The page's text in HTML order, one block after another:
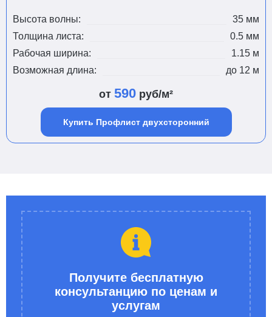
Высота волны:
35 мм
Толщина листа:
0.5 мм
Рабочая ширина:
1.15 м
Возможная длина:
до 12 м
от 590 руб/м²
Купить Профлист двухсторонний
Получите бесплатную
консультанцию по ценам и
услугам